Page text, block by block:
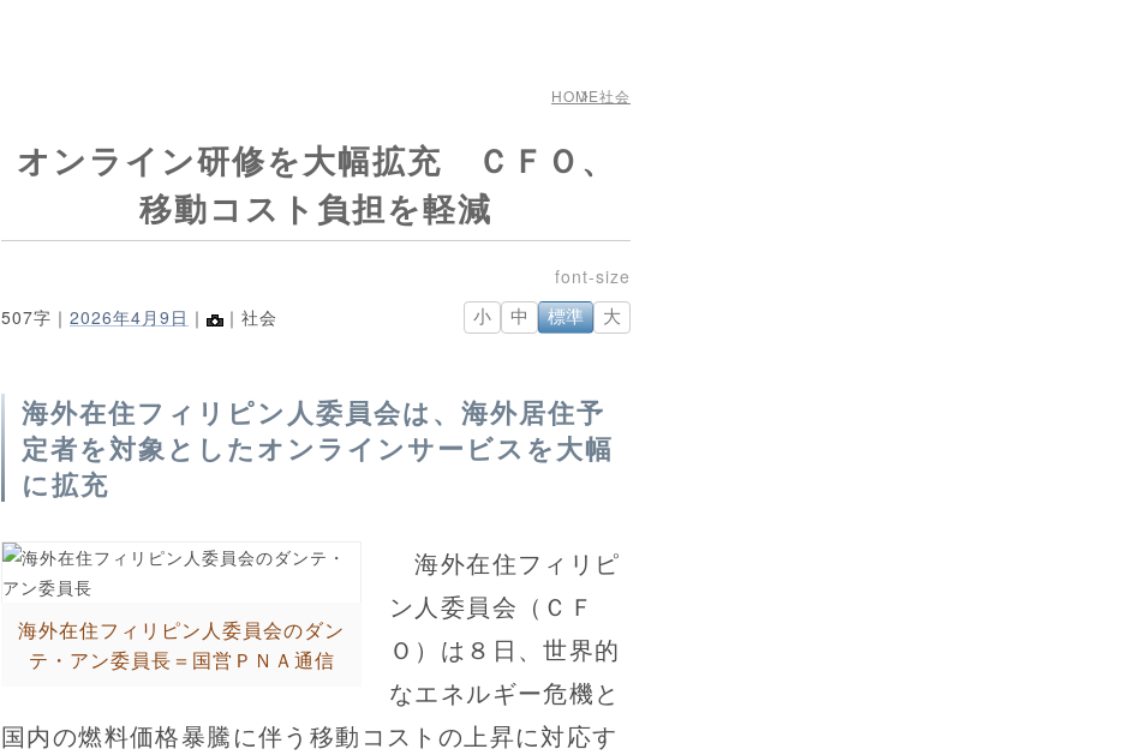
HOME社会
オンライン研修を大幅拡充 ＣＦＯ、
移動コスト負担を軽減
507字｜ 2026年4月9日 ｜ ｜社会 小 中 標準 大
海外在住フィリピン人委員会は、海外居住予
定者を対象としたオンラインサービスを大幅
に拡充
海外在住フィリピン人委員会のダン
テ・アン委員長＝国営ＰＮＡ通信
海外在住フィリピ
ン人委員会（ＣＦ
Ｏ）は８日、世界的
なエネルギー危機と
国内の燃料価格暴騰に伴う移動コストの上昇に対応す